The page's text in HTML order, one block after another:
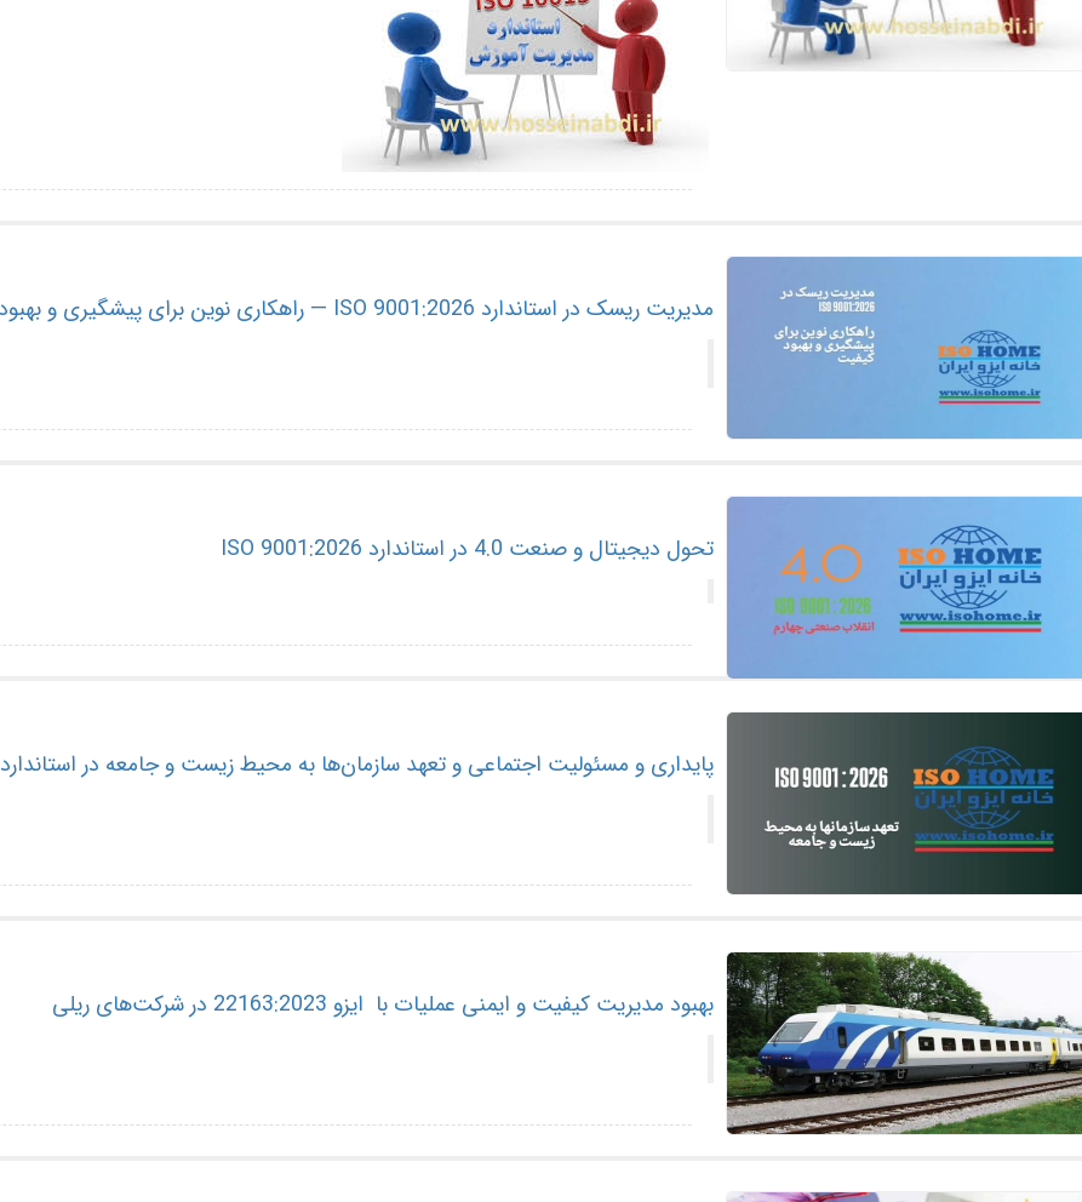
مدیریت ریسک در استاندارد ISO 9001:2026 — راهکاری نوین برای پیشگیری و بهبود کیفیت
تحول دیجیتال و صنعت 4.0 در استاندارد ISO 9001:2026
پایداری و مسئولیت اجتماعی و تعهد سازمان‌ها به محیط زیست و جامعه در استاندارد ISO 9001:2026
بهبود مدیریت کیفیت و ایمنی عملیات با ایزو 22163:2023 در شرکت‌های ریلی